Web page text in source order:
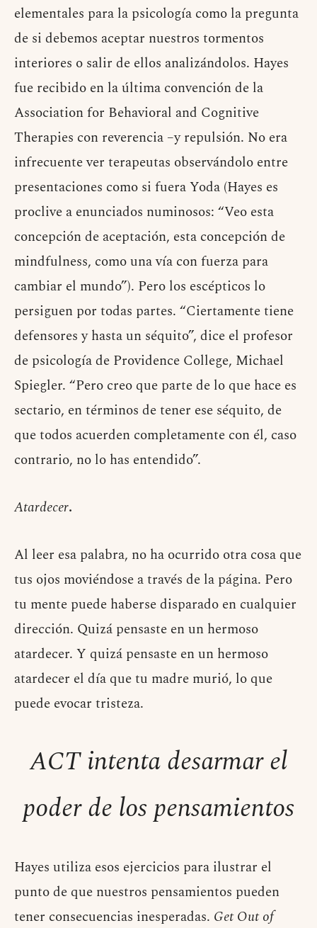
elementales para la psicología como la pregunta
de si debemos aceptar nuestros tormentos
interiores o salir de ellos analizándolos. Hayes
fue recibido en la última convención de la
Association for Behavioral and Cognitive
Therapies con reverencia –y repulsión. No era
infrecuente ver terapeutas observándolo entre
presentaciones como si fuera Yoda (Hayes es
proclive a enunciados numinosos: “Veo esta
concepción de aceptación, esta concepción de
mindfulness, como una vía con fuerza para
cambiar el mundo”). Pero los escépticos lo
persiguen por todas partes. “Ciertamente tiene
defensores y hasta un séquito”, dice el profesor
de psicología de Providence College, Michael
Spiegler. “Pero creo que parte de lo que hace es
sectario, en términos de tener ese séquito, de
que todos acuerden completamente con él, caso
contrario, no lo has entendido”.
Atardecer.
Al leer esa palabra, no ha ocurrido otra cosa que
tus ojos moviéndose a través de la página. Pero
tu mente puede haberse disparado en cualquier
dirección. Quizá pensaste en un hermoso
atardecer. Y quizá pensaste en un hermoso
atardecer el día que tu madre murió, lo que
puede evocar tristeza.
ACT intenta desarmar el
poder de los pensamientos
Hayes utiliza esos ejercicios para ilustrar el
punto de que nuestros pensamientos pueden
tener consecuencias inesperadas. Get Out of